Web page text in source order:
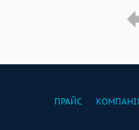
ПРАЙС